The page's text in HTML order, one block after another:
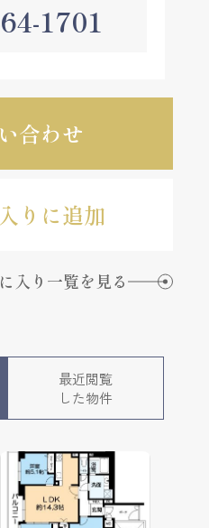
1701
合わせ
りに追加
入り一覧を見る
最近閲覧
した物件